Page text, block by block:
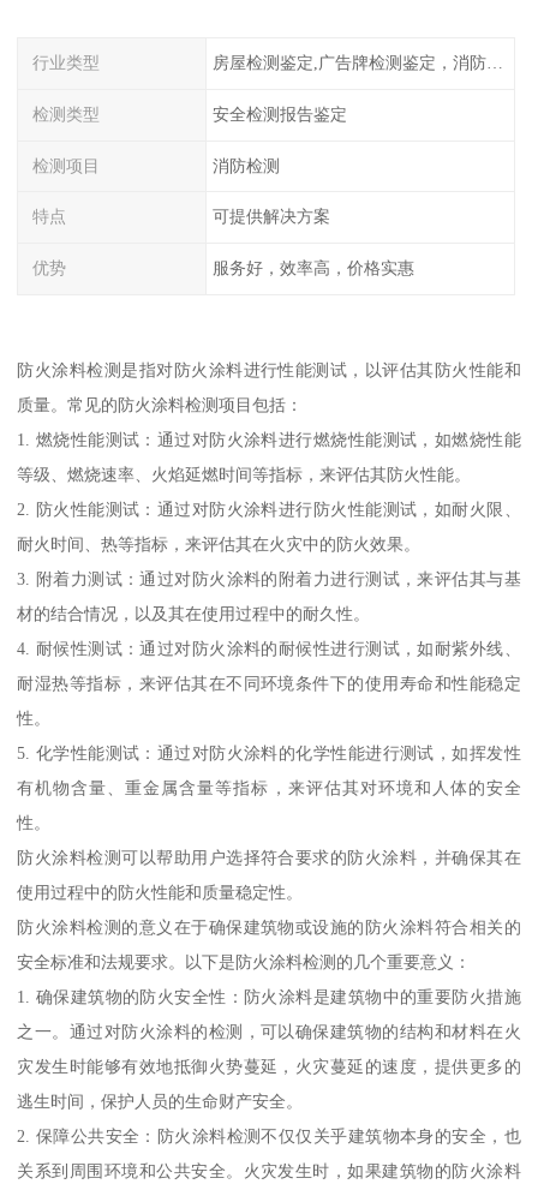
行业类型 房屋检测鉴定,广告牌检测鉴定，消防检测
检测类型 安全检测报告鉴定
检测项目 消防检测
特点 可提供解决方案
优势 服务好，效率高，价格实惠
防火涂料检测是指对防火涂料进行性能测试，以评估其防火性能和
质量。常见的防火涂料检测项目包括：
1. 燃烧性能测试：通过对防火涂料进行燃烧性能测试，如燃烧性能
等级、燃烧速率、火焰延燃时间等指标，来评估其防火性能。
2. 防火性能测试：通过对防火涂料进行防火性能测试，如耐火限、
耐火时间、热等指标，来评估其在火灾中的防火效果。
3. 附着力测试：通过对防火涂料的附着力进行测试，来评估其与基
材的结合情况，以及其在使用过程中的耐久性。
4. 耐候性测试：通过对防火涂料的耐候性进行测试，如耐紫外线、
耐湿热等指标，来评估其在不同环境条件下的使用寿命和性能稳定
性。
5. 化学性能测试：通过对防火涂料的化学性能进行测试，如挥发性
有机物含量、重金属含量等指标，来评估其对环境和人体的安全
性。
防火涂料检测可以帮助用户选择符合要求的防火涂料，并确保其在
使用过程中的防火性能和质量稳定性。
防火涂料检测的意义在于确保建筑物或设施的防火涂料符合相关的
安全标准和法规要求。以下是防火涂料检测的几个重要意义：
1. 确保建筑物的防火安全性：防火涂料是建筑物中的重要防火措施
之一。通过对防火涂料的检测，可以确保建筑物的结构和材料在火
灾发生时能够有效地抵御火势蔓延，火灾蔓延的速度，提供更多的
逃生时间，保护人员的生命财产安全。
2. 保障公共安全：防火涂料检测不仅仅关乎建筑物本身的安全，也
关系到周围环境和公共安全。火灾发生时，如果建筑物的防火涂料